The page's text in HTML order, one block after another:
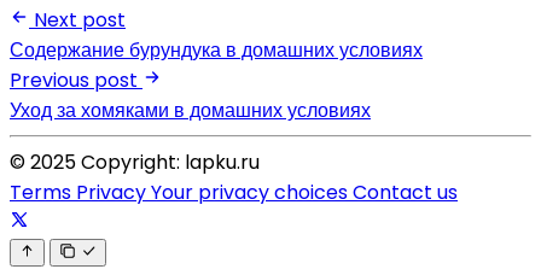
Next post
Содержание бурундука в домашних условиях
Previous post
Уход за хомяками в домашних условиях
© 2025 Copyright: lapku.ru
Terms PrivacyYour privacy choicesContact us